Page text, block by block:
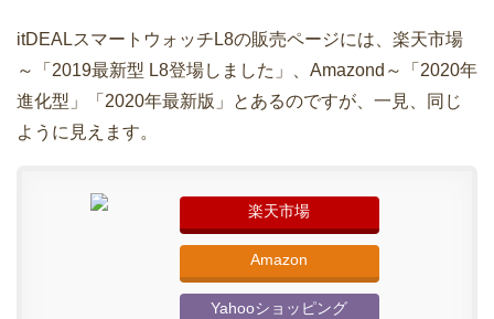
itDEALスマートウォッチL8の販売ページには、楽天市場
～「2019最新型 L8登場しました」、Amazond～「2020年
進化型」「2020年最新版」とあるのですが、一見、同じ
ように見えます。
楽天市場
Amazon
Yahooショッピング